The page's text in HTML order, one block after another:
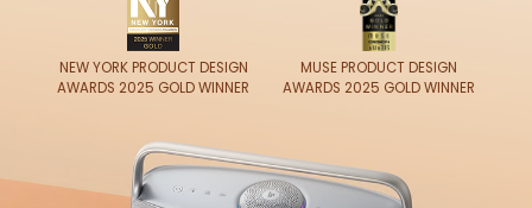
NEW YORK PRODUCT DESIGN
AWARDS 2025 GOLD WINNER
MUSE PRODUCT DESIGN
AWARDS 2025 GOLD WINNER